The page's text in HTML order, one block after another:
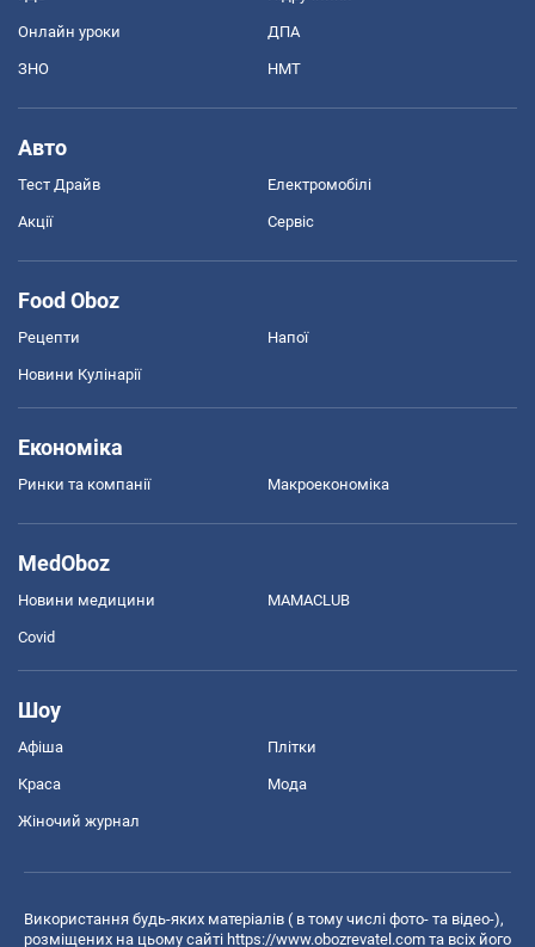
Онлайн уроки ДПА
ЗНО НМТ
Авто
Тест Драйв Електромобілі
Акції Сервіс
Food Oboz
Рецепти Напої
Новини Кулінарії
Економіка
Ринки та компанії Макроекономіка
MedOboz
Новини медицини MAMACLUB
Covid
Шоу
Афіша Плітки
Краса Мода
Жіночий журнал
Використання будь-яких матеріалів ( в тому числі фото- та відео-),
розміщених на цьому сайті https://www.obozrevatel.com та всіх його